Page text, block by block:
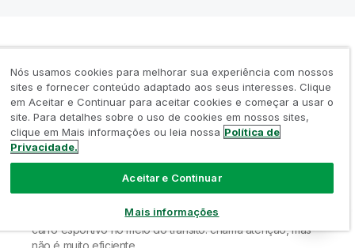
As cargas de trabalho de IA estão sempre famintas. E se
você não tiver cuidado, os modelos podem engolir seu
orçamento mais rápido do que você imagina. Muitas
equipes alocam poder computacional demais para
resolver um problema ou retreinam os modelos com mais
frequência do que necessário, sem parar para se
perguntar se realmente vale a pena. É como acelerar um
carro esportivo no meio do trânsito: chama atenção, mas
não é muito eficiente.
Nós usamos cookies para melhorar sua experiência com nossos
sites e fornecer conteúdo adaptado aos seus interesses. Clique
em Aceitar e Continuar para aceitar cookies e começar a usar o
site. Para detalhes sobre o uso de cookies em nossos sites,
clique em Mais informações ou leia nossa Política de
Privacidade.
Aceitar e Continuar
Mais informações